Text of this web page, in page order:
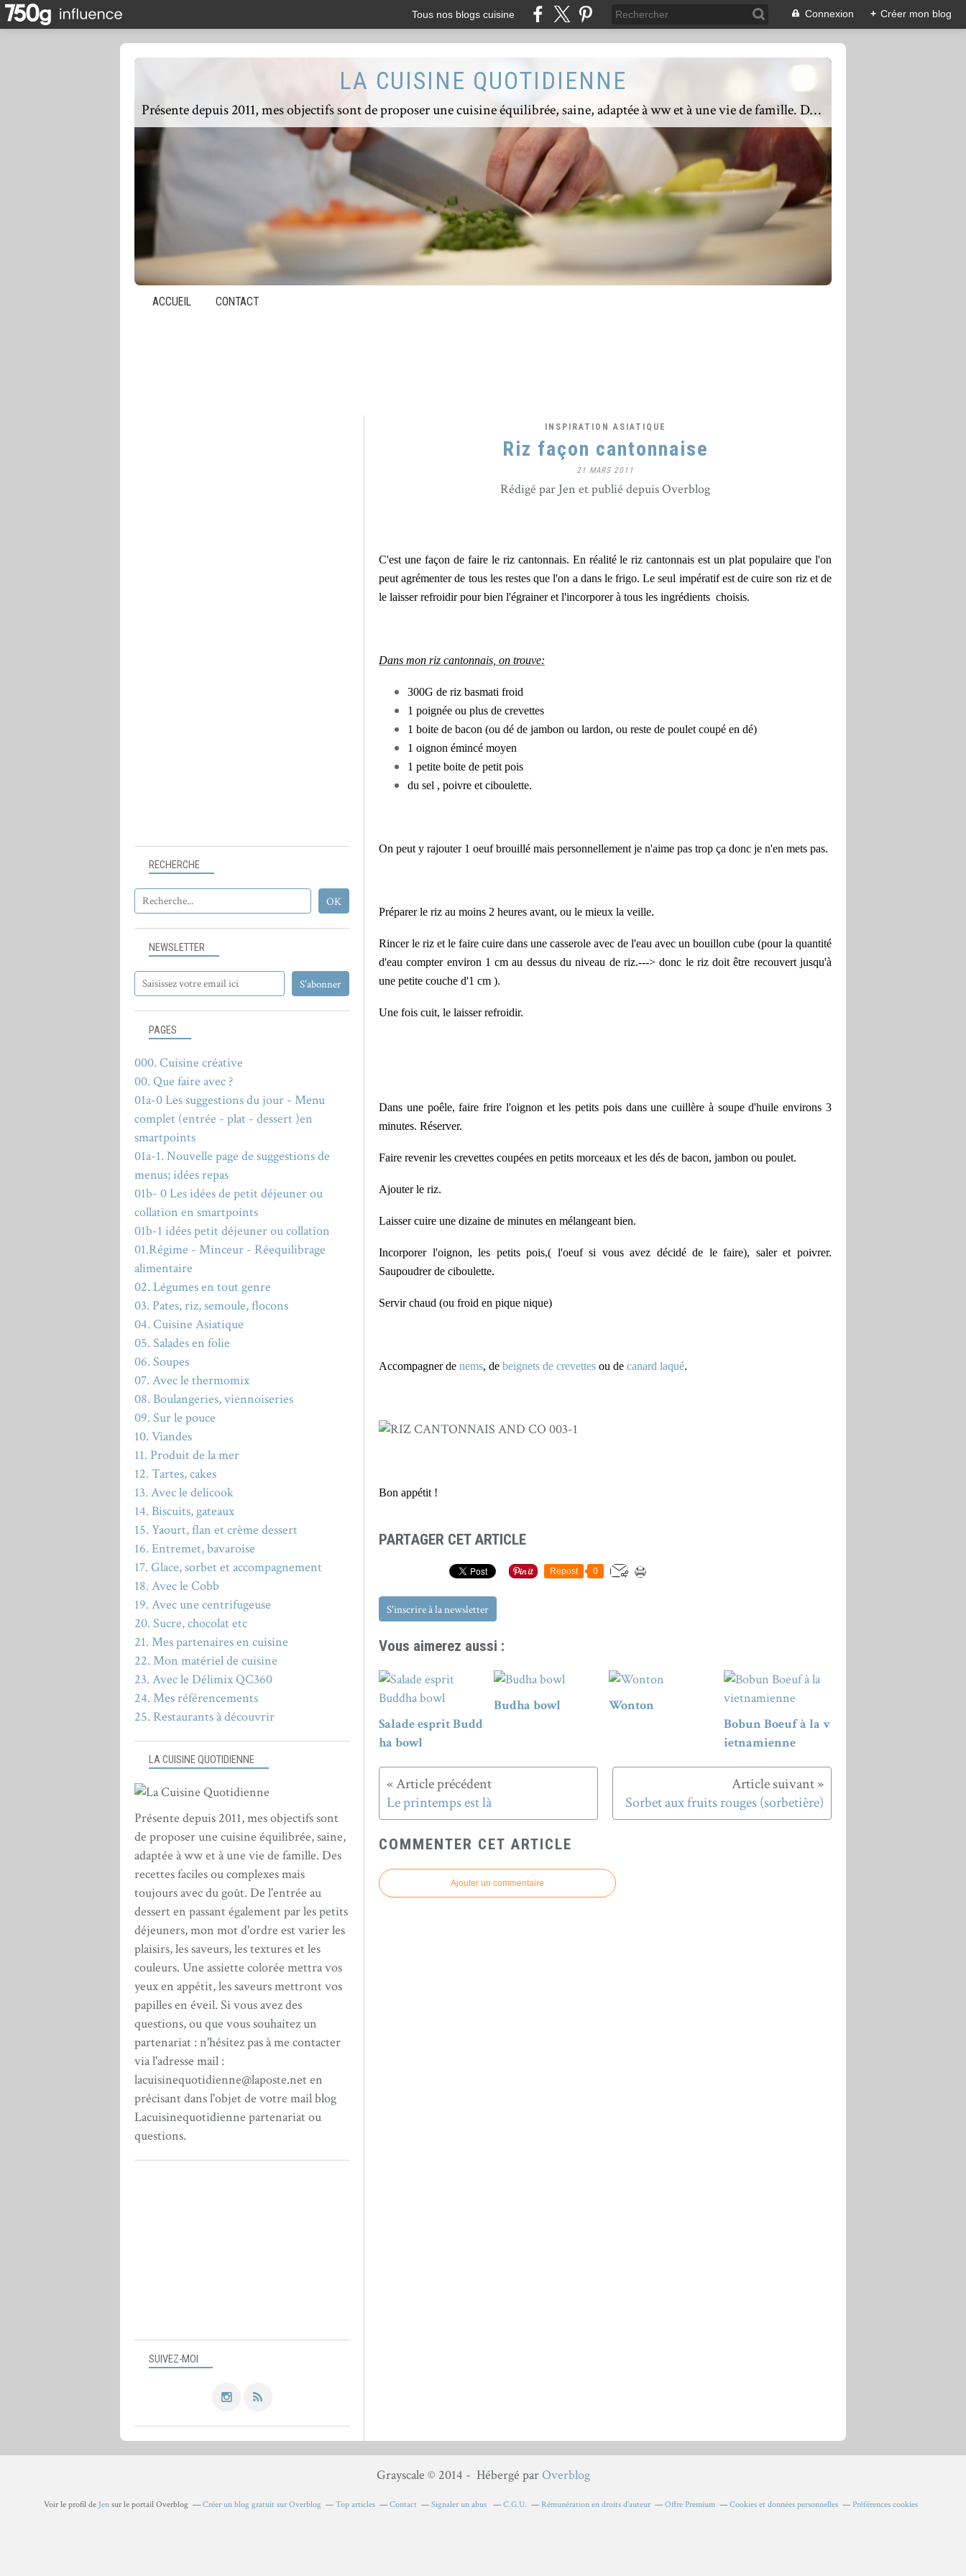
Tous nos blogs cuisine Connexion + Créer mon blog
LA CUISINE QUOTIDIENNE
Présente depuis 2011, mes objectifs sont de proposer une cuisine équilibrée, saine, adaptée à ww et à une vie de famille. Des recettes faciles ou complexes mais toujours avec du goût. De l'entrée au dessert en passant également par les petits déjeuners, mon mot d'ordre est varier les plaisirs, les saveurs, les textures et les couleurs. Une assiette colorée mettra vos yeux en appétit, les saveurs mettront vos papilles en éveil. Si vous avez des questions, ou que vous souhaitez un partenariat : n'hésitez pas à me contacter via l'adresse mail : lacuisinequotidienne@laposte.net en précisant dans l'objet de votre mail blog Lacuisinequotidienne partenariat ou questions.
ACCUEIL CONTACT
INSPIRATION ASIATIQUE
Riz façon cantonnaise
21 MARS 2011
Rédigé par Jen et publié depuis Overblog
C'est une façon de faire le riz cantonnais. En réalité le riz cantonnais est un plat populaire que l'on
peut agrémenter de tous les restes que l'on a dans le frigo. Le seul impératif est de cuire son riz et de
le laisser refroidir pour bien l'égrainer et l'incorporer à tous les ingrédients choisis.
Dans mon riz cantonnais, on trouve:
300G de riz basmati froid
1 poignée ou plus de crevettes
1 boite de bacon (ou dé de jambon ou lardon, ou reste de poulet coupé en dé)
1 oignon émincé moyen
1 petite boite de petit pois
du sel , poivre et ciboulette.
On peut y rajouter 1 oeuf brouillé mais personnellement je n'aime pas trop ça donc je n'en mets pas.
Préparer le riz au moins 2 heures avant, ou le mieux la veille.
Rincer le riz et le faire cuire dans une casserole avec de l'eau avec un bouillon cube (pour la quantité
d'eau compter environ 1 cm au dessus du niveau de riz.---> donc le riz doit être recouvert jusqu'à
une petite couche d'1 cm ).
Une fois cuit, le laisser refroidir.
Dans une poêle, faire frire l'oignon et les petits pois dans une cuillère à soupe d'huile environs 3
minutes. Réserver.
Faire revenir les crevettes coupées en petits morceaux et les dés de bacon, jambon ou poulet.
Ajouter le riz.
Laisser cuire une dizaine de minutes en mélangeant bien.
Incorporer l'oignon, les petits pois,( l'oeuf si vous avez décidé de le faire), saler et poivrer.
Saupoudrer de ciboulette.
Servir chaud (ou froid en pique nique)
Accompagner de nems, de beignets de crevettes ou de canard laqué.
Bon appétit !
PARTAGER CET ARTICLE
Repost 0
S'inscrire à la newsletter
Vous aimerez aussi :
Salade esprit Budd
ha bowl
Budha bowl
Wonton
Bobun Boeuf à la v
ietnamienne
Le printemps est là Sorbet aux fruits rouges (sorbetière)
COMMENTER CET ARTICLE
Ajouter un commentaire
NEWSLETTER
SUIVEZ-MOI
RECHERCHE
LA CUISINE QUOTIDIENNE
Présente depuis 2011, mes objectifs sont
de proposer une cuisine équilibrée, saine,
adaptée à ww et à une vie de famille. Des
recettes faciles ou complexes mais
toujours avec du goût. De l'entrée au
dessert en passant également par les petits
déjeuners, mon mot d'ordre est varier les
plaisirs, les saveurs, les textures et les
couleurs. Une assiette colorée mettra vos
yeux en appétit, les saveurs mettront vos
papilles en éveil. Si vous avez des
questions, ou que vous souhaitez un
partenariat : n'hésitez pas à me contacter
via l'adresse mail :
lacuisinequotidienne@laposte.net en
précisant dans l'objet de votre mail blog
Lacuisinequotidienne partenariat ou
questions.
PAGES
000. Cuisine créative
00. Que faire avec ?
01a-0 Les suggestions du jour - Menu
complet (entrée - plat - dessert )en
smartpoints
01a-1. Nouvelle page de suggestions de
menus; idées repas
01b- 0 Les idées de petit déjeuner ou
collation en smartpoints
01b-1 idées petit déjeuner ou collation
01.Régime - Minceur - Réequilibrage
alimentaire
02. Légumes en tout genre
03. Pates, riz, semoule, flocons
04. Cuisine Asiatique
05. Salades en folie
06. Soupes
07. Avec le thermomix
08. Boulangeries, viennoiseries
09. Sur le pouce
10. Viandes
11. Produit de la mer
12. Tartes, cakes
13. Avec le delicook
14. Biscuits, gateaux
15. Yaourt, flan et crème dessert
16. Entremet, bavaroise
17. Glace, sorbet et accompagnement
18. Avec le Cobb
19. Avec une centrifugeuse
20. Sucre, chocolat etc
21. Mes partenaires en cuisine
22. Mon matériel de cuisine
23. Avec le Délimix QC360
24. Mes référencements
25. Restaurants à découvrir
Grayscale © 2014 - Hébergé parOverblog
Voir le profil de Jen sur le portail Overblog Créer un blog gratuit sur Overblog Top articles Contact Signaler un abus C.G.U. Rémunération en droits d'auteur Offre Premium Cookies et données personnelles Préférences cookies